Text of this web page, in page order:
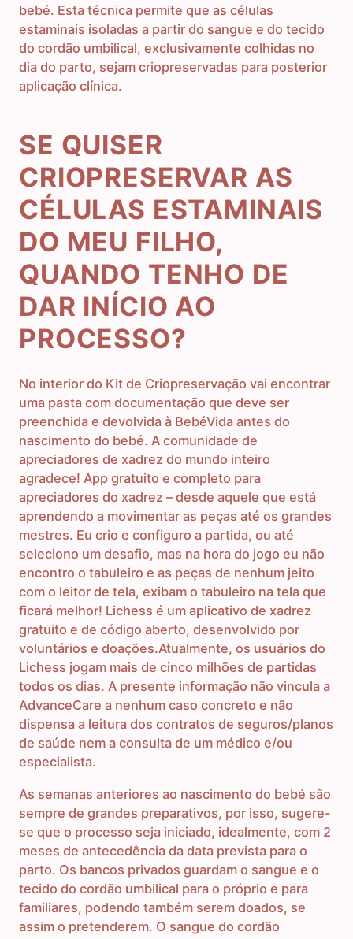
bebé. Esta técnica permite que as células
estaminais isoladas a partir do sangue e do tecido
do cordão umbilical, exclusivamente colhidas no
dia do parto, sejam criopreservadas para posterior
aplicação clínica.
SE QUISER
CRIOPRESERVAR AS
CÉLULAS ESTAMINAIS
DO MEU FILHO,
QUANDO TENHO DE
DAR INÍCIO AO
PROCESSO?
No interior do Kit de Criopreservação vai encontrar
uma pasta com documentação que deve ser
preenchida e devolvida à BebéVida antes do
nascimento do bebé. A comunidade de
apreciadores de xadrez do mundo inteiro
agradece! App gratuito e completo para
apreciadores do xadrez – desde aquele que está
aprendendo a movimentar as peças até os grandes
mestres. Eu crio e configuro a partida, ou até
seleciono um desafio, mas na hora do jogo eu não
encontro o tabuleiro e as peças de nenhum jeito
com o leitor de tela, exibam o tabuleiro na tela que
ficará melhor! Lichess é um aplicativo de xadrez
gratuito e de código aberto, desenvolvido por
voluntários e doações.Atualmente, os usuários do
Lichess jogam mais de cinco milhões de partidas
todos os dias. A presente informação não vincula a
AdvanceCare a nenhum caso concreto e não
dispensa a leitura dos contratos de seguros/planos
de saúde nem a consulta de um médico e/ou
especialista.
As semanas anteriores ao nascimento do bebé são
sempre de grandes preparativos, por isso, sugere-
se que o processo seja iniciado, idealmente, com 2
meses de antecedência da data prevista para o
parto. Os bancos privados guardam o sangue e o
tecido do cordão umbilical para o próprio e para
familiares, podendo também serem doados, se
assim o pretenderem. O sangue do cordão